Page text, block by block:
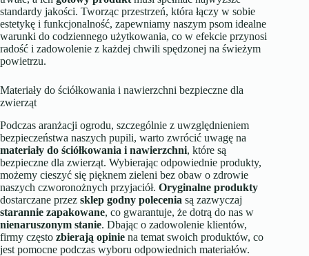
standardy jakości. Tworząc przestrzeń, która łączy w sobie
estetykę i funkcjonalność, zapewniamy naszym psom idealne
warunki do codziennego użytkowania, co w efekcie przynosi
radość i zadowolenie z każdej chwili spędzonej na świeżym
powietrzu.
Materiały do ściółkowania i nawierzchni bezpieczne dla
zwierząt
Podczas aranżacji ogrodu, szczególnie z uwzględnieniem
bezpieczeństwa naszych pupili, warto zwrócić uwagę na
materiały do ściółkowania i nawierzchni, które są
bezpieczne dla zwierząt. Wybierając odpowiednie produkty,
możemy cieszyć się pięknem zieleni bez obaw o zdrowie
naszych czworonożnych przyjaciół. Oryginalne produkty
dostarczane przez sklep godny polecenia są zazwyczaj
starannie zapakowane, co gwarantuje, że dotrą do nas w
nienaruszonym stanie. Dbając o zadowolenie klientów,
firmy często zbierają opinie na temat swoich produktów, co
jest pomocne podczas wyboru odpowiednich materiałów.